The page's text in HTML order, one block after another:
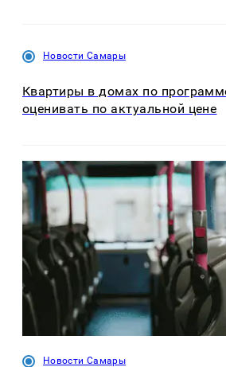
Новости Самары
Квартиры в домах по
оценивать по актуальной цене
Новости Самары